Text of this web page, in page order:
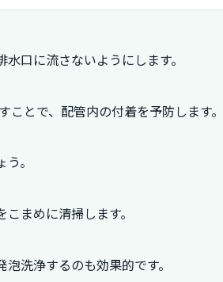
口に流さないようにします。
とで、配管内の付着を予防します。
。
まめに清掃します。
洗浄するのも効果的です。